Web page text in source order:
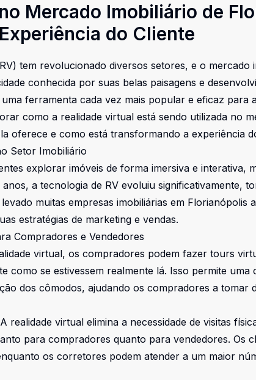
Mercado Imobiliário de
do Cliente
tem revolucionado diversos setores, e o mercado
conhecida por suas belas paisagens e
ferramenta cada vez mais popular e eficaz para
como a realidade virtual está sendo utilizada no
oferece e como está transformando a experiência
Setor Imobiliário
explorar imóveis de forma imersiva e interativa,
a tecnologia de RV evoluiu significativamente,
muitas empresas imobiliárias em Florianópolis
estratégias de marketing e vendas.
Compradores e Vendedores
virtual, os compradores podem fazer tours
como se estivessem realmente lá. Isso permite uma
dos cômodos, ajudando os compradores a tomar
realidade virtual elimina a necessidade de visitas
para compradores quanto para vendedores. Os
os corretores podem atender a um maior